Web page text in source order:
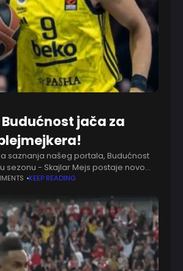
Budućnost jača za
saznanja našeg portala, Budućnost
sezonu - Skajlar Mejs postaje novo
prošlo mnogo vremena od naše
KEEP READING